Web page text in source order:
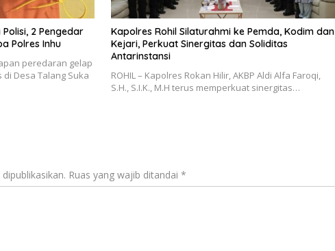
2 Pengedar
Polres Inhu
peredaran gelap
Desa Talang Suka
Kapolres Rohil Silaturahmi ke Pemda, Kodim dan
Kejari, Perkuat Sinergitas dan Soliditas
Antarinstansi
ROHIL – Kapolres Rokan Hilir, AKBP Aldi Alfa Faroqi,
S.H., S.I.K., M.H terus memperkuat sinergitas…
Ruas yang wajib ditandai *